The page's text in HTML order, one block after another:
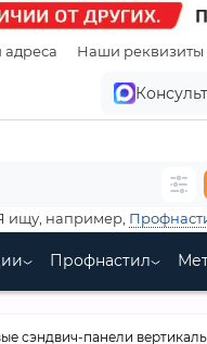
адреса Наши реквизиты
ищу, например,
Профнастил
сэндвич-панели